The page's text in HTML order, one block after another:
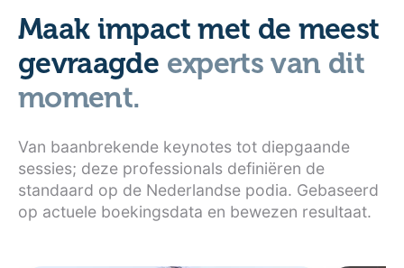
Maak impact met de meest
gevraagde experts van dit
moment.
Van baanbrekende keynotes tot diepgaande
sessies; deze professionals definiëren de
standaard op de Nederlandse podia. Gebaseerd
op actuele boekingsdata en bewezen resultaat.